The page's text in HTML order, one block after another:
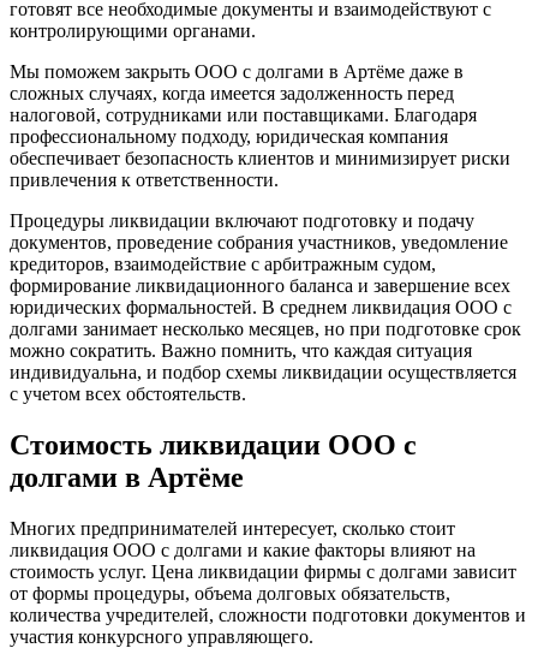
готовят все необходимые документы и взаимодействуют с
контролирующими органами.
Мы поможем закрыть ООО с долгами в Артёме даже в
сложных случаях, когда имеется задолженность перед
налоговой, сотрудниками или поставщиками. Благодаря
профессиональному подходу, юридическая компания
обеспечивает безопасность клиентов и минимизирует риски
привлечения к ответственности.
Процедуры ликвидации включают подготовку и подачу
документов, проведение собрания участников, уведомление
кредиторов, взаимодействие с арбитражным судом,
формирование ликвидационного баланса и завершение всех
юридических формальностей. В среднем ликвидация ООО с
долгами занимает несколько месяцев, но при подготовке срок
можно сократить. Важно помнить, что каждая ситуация
индивидуальна, и подбор схемы ликвидации осуществляется
с учетом всех обстоятельств.
Стоимость ликвидации ООО с
долгами в Артёме
Многих предпринимателей интересует, сколько стоит
ликвидация ООО с долгами и какие факторы влияют на
стоимость услуг. Цена ликвидации фирмы с долгами зависит
от формы процедуры, объема долговых обязательств,
количества учредителей, сложности подготовки документов и
участия конкурсного управляющего.